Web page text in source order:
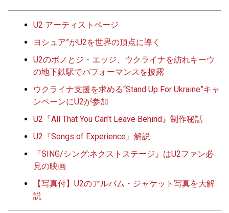
U2 アーティストページ
ヨシュア”がU2を世界の頂点に導く
U2のボノとジ・エッジ、ウクライナを訪れキーウ
の地下鉄駅でパフォーマンスを披露
ウクライナ支援を求める“Stand Up For Ukraine”キャ
ンペーンにU2が参加
U2『All That You Can’t Leave Behind』制作秘話
U2『Songs of Experience』解説
『SING/シング:ネクストステージ』はU2ファン必
見の映画
【写真付】U2のアルバム・ジャケット写真を大解
説